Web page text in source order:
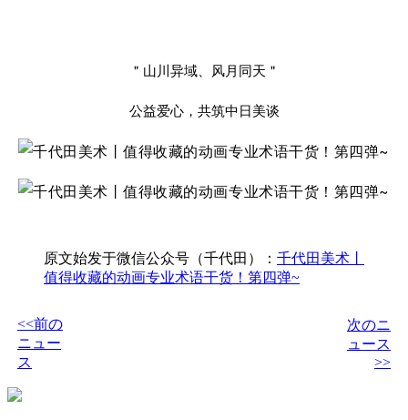
＂山川异域、风月同天＂
公益爱心，共筑中日美谈
原文始发于微信公众号（千代田）： 千代田美术丨
值得收藏的动画专业术语干货！第四弹~
<<前の
ニュー
ス
次のニ
ュース
>>